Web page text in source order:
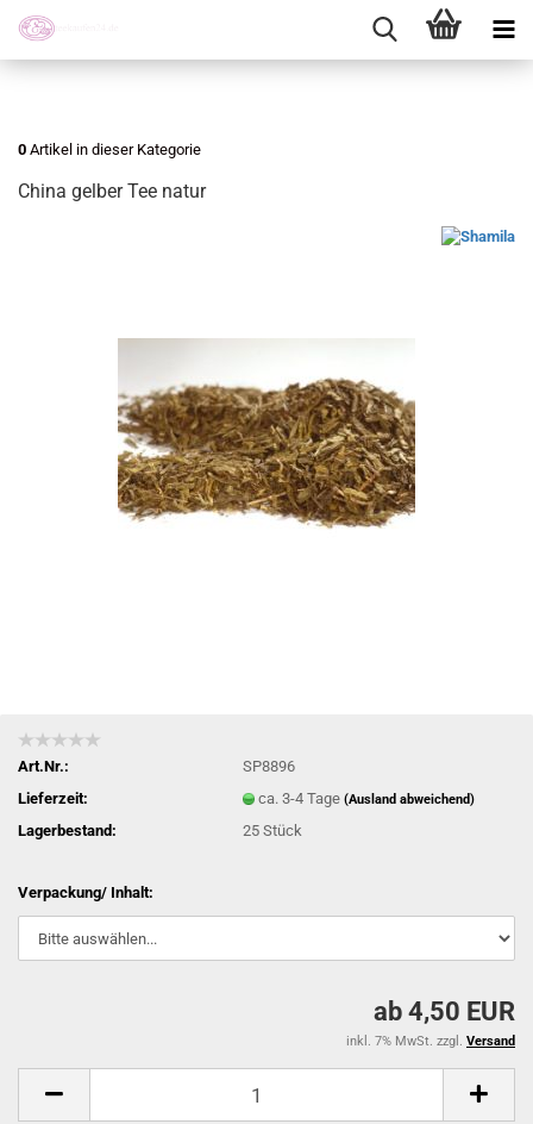
0 Artikel in dieser Kategorie
China gelber Tee natur
Art.Nr.:
SP8896
Lieferzeit:
ca. 3-4 Tage(Ausland abweichend)
Lagerbestand: 25Stück
Verpackung/ Inhalt:
ab 4,50 EUR
inkl. 7% MwSt. zzgl. Versand